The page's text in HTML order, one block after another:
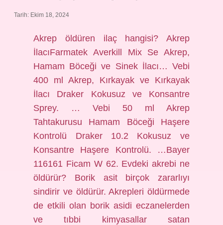
Tarih: Ekim 18, 2024
Akrep öldüren ilaç hangisi? Akrep
İlacıFarmatek Averkill Mix Se Akrep,
Hamam Böceği ve Sinek İlacı… Vebi
400 ml Akrep, Kırkayak ve Kırkayak
İlacı Draker Kokusuz ve Konsantre
Sprey. … Vebi 50 ml Akrep
Tahtakurusu Hamam Böceği Haşere
Kontrolü Draker 10.2 Kokusuz ve
Konsantre Haşere Kontrolü. …Bayer
116161 Ficam W 62. Evdeki akrebi ne
öldürür? Borik asit birçok zararlıyı
sindirir ve öldürür. Akrepleri öldürmede
de etkili olan borik asidi eczanelerden
ve tıbbi kimyasallar satan